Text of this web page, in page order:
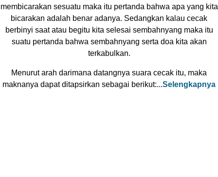
membicarakan sesuatu maka itu pertanda bahwa apa yang kita
bicarakan adalah benar adanya. Sedangkan kalau cecak
berbinyi saat atau begitu kita selesai sembahnyang maka itu
suatu pertanda bahwa sembahnyang serta doa kita akan
terkabulkan.
Menurut arah darimana datangnya suara cecak itu, maka
maknanya dapat ditapsirkan sebagai berikut:...Selengkapnya